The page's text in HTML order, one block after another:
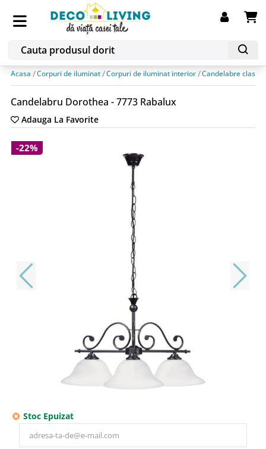
Acasa Corpuri de iluminat Corpuri de iluminat interior Candelabre clasice
Candelabru Dorothea - 7773 Rabalux
Adauga La Favorite
-22%
Stoc Epuizat